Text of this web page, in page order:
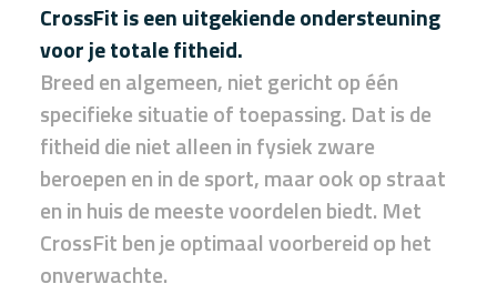
CrossFit is een uitgekiende ondersteuning
voor je totale fitheid.
Breed en algemeen, niet gericht op één
specifieke situatie of toepassing. Dat is de
fitheid die niet alleen in fysiek zware
beroepen en in de sport, maar ook op straat
en in huis de meeste voordelen biedt. Met
CrossFit ben je optimaal voorbereid op het
onverwachte.